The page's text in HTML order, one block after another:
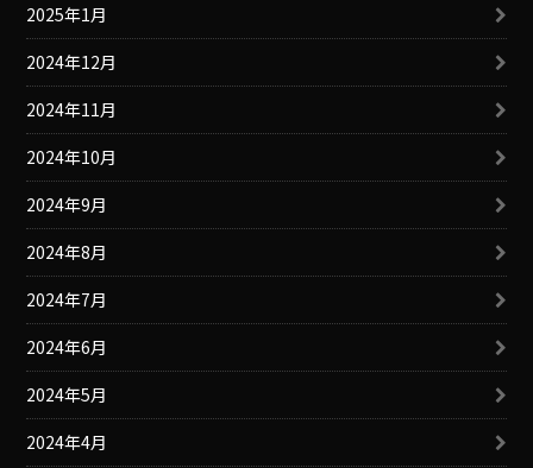
2025年1月
2024年12月
2024年11月
2024年10月
2024年9月
2024年8月
2024年7月
2024年6月
2024年5月
2024年4月